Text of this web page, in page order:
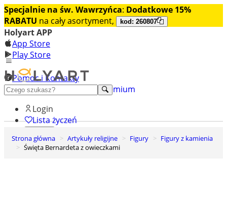
Specjalnie na św. Wawrzyńca: Dodatkowe 15%
RABATU na cały asortyment, kod: 260807
Holyart APP
App Store
Play Store
Pomoc i Kontakty
+48 222 922 860
Odkryj premium
Login
Lista życzeń
0
Koszyk
Strona główna Artykuły religijne Figury
Figury z kamienia
Święta Bernardeta z owieczkami